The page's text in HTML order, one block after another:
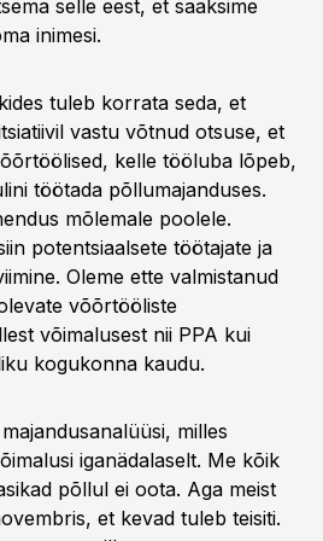
selle eest, et saaksime
inimesi.
tuleb korrata seda, et
vastu võtnud otsuse, et
kelle tööluba lõpeb,
töötada põllumajanduses.
mõlemale poolele.
potentsiaalsete töötajate ja
Oleme ette valmistanud
võõrtööliste
võimalusest nii PPA kui
kogukonna kaudu.
milles
iganädalaselt. Me kõik
põllul ei oota. Aga meist
et kevad tuleb teisiti.